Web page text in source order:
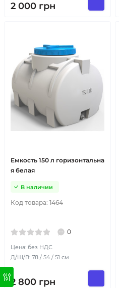
2 000 грн
Емкость 150 л горизонтальна
я белая
Код товара: 1464
В наличии
0
Цена: без НДС
Д/Ш/В: 78 / 54 / 51 см
2 800 грн